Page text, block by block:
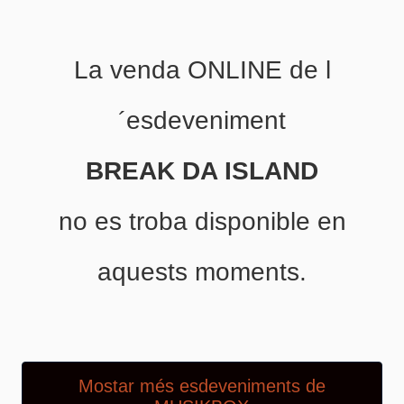
La venda ONLINE de l
´esdeveniment
BREAK DA ISLAND
no es troba disponible en
aquests moments.
Mostar més esdeveniments de